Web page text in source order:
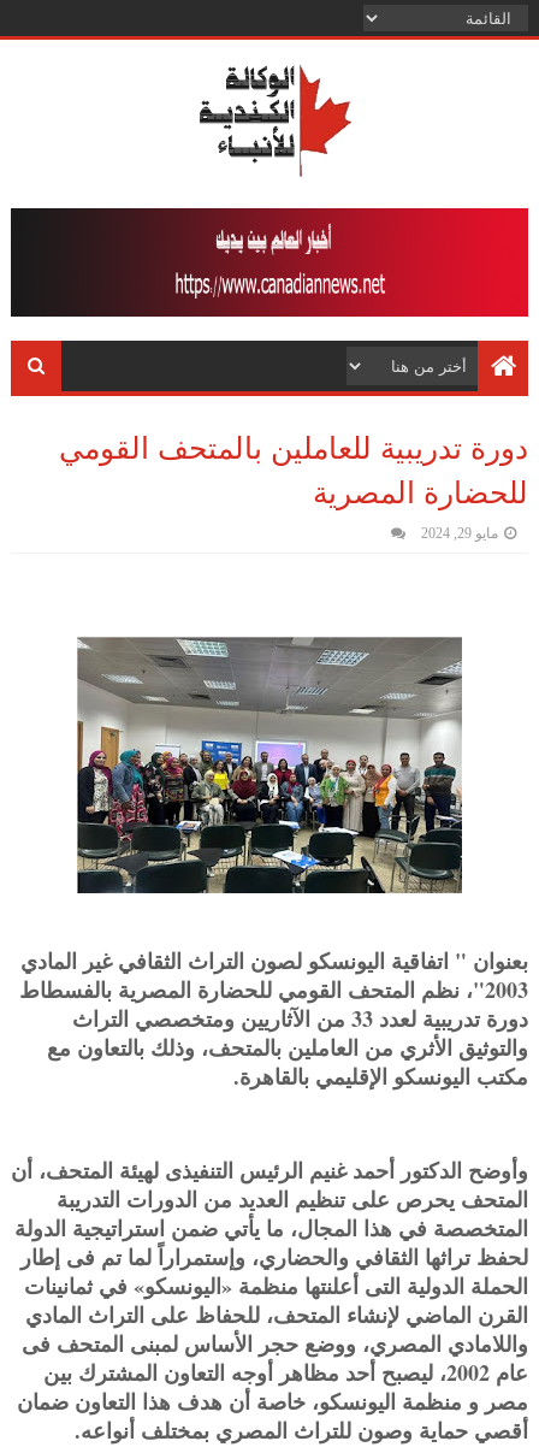
دورة تدريبية للعاملين بالمتحف القومي
للحضارة المصرية
مايو 29, 2024
بعنوان " اتفاقية اليونسكو لصون التراث الثقافي غير المادي
2003"، نظم المتحف القومي للحضارة المصرية بالفسطاط
دورة تدريبية لعدد 33 من الآثاريين ومتخصصي التراث
والتوثيق الأثري من العاملين بالمتحف، وذلك بالتعاون مع
مكتب اليونسكو الإقليمي بالقاهرة.
وأوضح الدكتور أحمد غنيم الرئيس التنفيذى لهيئة المتحف، أن
المتحف يحرص على تنظيم العديد من الدورات التدريبة
المتخصصة في هذا المجال، ما يأتي ضمن استراتيجية الدولة
لحفظ تراثها الثقافي والحضاري، وإستمراراً لما تم فى إطار
الحملة الدولية التى أعلنتها منظمة «اليونسكو» في ثمانينات
القرن الماضي لإنشاء المتحف، للحفاظ على التراث المادي
واللامادي المصري، ووضع حجر الأساس لمبنى المتحف فى
عام 2002، ليصبح أحد مظاهر أوجه التعاون المشترك بين
مصر و منظمة اليونسكو، خاصة أن هدف هذا التعاون ضمان
أقصي حماية وصون للتراث المصري بمختلف أنواعه.